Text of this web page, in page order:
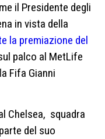
il Presidente degli
in vista della
la premiazione del
palco al MetLife
Fifa Gianni
Chelsea, squadra
del suo